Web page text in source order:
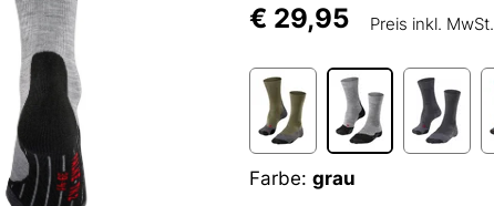
€ 29,95 Preis inkl. MwSt.
Farbe: grau